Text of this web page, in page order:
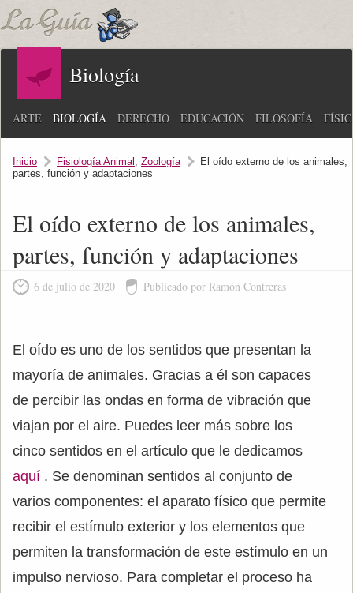
Biología
ARTE BIOLOGÍA DERECHO EDUCACIÓN FILOSOFÍA
Inicio Fisiología Animal , Zoología
El oído externo de los animales,
partes, función y adaptaciones
El oído externo de los animales,
partes, función y adaptaciones
6 de julio de 2020 Publicado por Ramón Contreras
El oído es uno de los sentidos que presentan la
mayoría de animales. Gracias a él son capaces
de percibir las ondas en forma de vibración que
viajan por el aire. Puedes leer más sobre los
cinco sentidos en el artículo que le dedicamos
aquí . Se denominan sentidos al conjunto de
varios componentes: el aparato físico que permite
recibir el estímulo exterior y los elementos que
permiten la transformación de este estímulo en un
impulso nervioso. Para completar el proceso ha